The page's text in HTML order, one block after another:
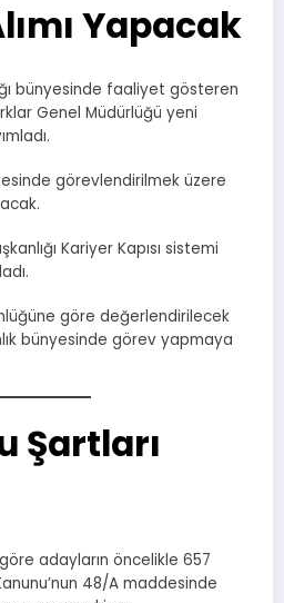
Yapacak
bünyesinde faaliyet gösteren
Genel Müdürlüğü yeni
görevlendirilmek üzere
Kariyer Kapısı sistemi
göre değerlendirilecek
bünyesinde görev yapmaya
Şartları
adayların öncelikle 657
48/A maddesinde